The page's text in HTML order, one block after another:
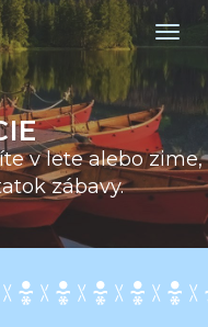
v lete alebo zime,
zábavy.